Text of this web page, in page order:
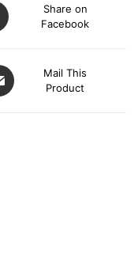
Share on
Facebook
Mail This
Product